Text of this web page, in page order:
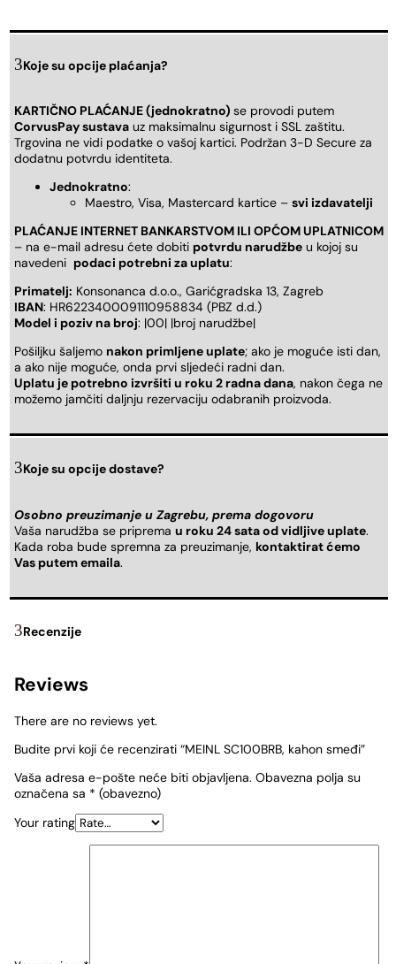
Koje su opcije plaćanja?
KARTIČNO PLAĆANJE (jednokratno) se provodi putem
CorvusPay sustava uz maksimalnu sigurnost i SSL zaštitu.
Trgovina ne vidi podatke o vašoj kartici. Podržan 3-D Secure za
dodatnu potvrdu identiteta.
Jednokratno:
Maestro, Visa, Mastercard kartice – svi izdavatelji
PLAĆANJE INTERNET BANKARSTVOM ILI OPĆOM UPLATNICOM
– na e-mail adresu ćete dobiti potvrdu narudžbe u kojoj su
navedeni podaci potrebni za uplatu:
Primatelj: Konsonanca d.o.o., Garićgradska 13, Zagreb
IBAN: HR6223400091110958834 (PBZ d.d.)
Model i poziv na broj: |00| |broj narudžbe|
Pošiljku šaljemo nakon primljene uplate; ako je moguće isti dan,
a ako nije moguće, onda prvi sljedeći radni dan.
Uplatu je potrebno izvršiti u roku 2 radna dana, nakon čega ne
možemo jamčiti daljnju rezervaciju odabranih proizvoda.
Koje su opcije dostave?
Osobno preuzimanje u Zagrebu, prema dogovoru
Vaša narudžba se priprema u roku 24 sata od vidljive uplate.
Kada roba bude spremna za preuzimanje, kontaktirat ćemo
Vas putem emaila.
Recenzije
Reviews
There are no reviews yet.
Budite prvi koji će recenzirati “MEINL SC100BRB, kahon smeđi”
Vaša adresa e-pošte neće biti objavljena. Obavezna polja su
označena sa * (obavezno)
Your rating